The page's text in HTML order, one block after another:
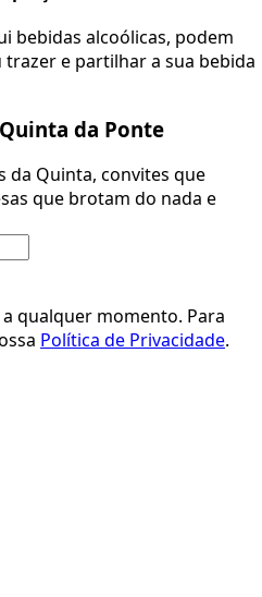
bebidas alcoólicas, podem
e partilhar a sua bebida
da Ponte
da Quinta, convites que
que brotam do nada e
qualquer momento. Para
Política de Privacidade.